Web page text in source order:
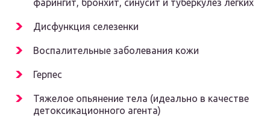
фарингит, бронхит, синусит и туберкулез легких
Дисфункция селезенки
Воспалительные заболевания кожи
Герпес
Тяжелое опьянение тела (идеально в качестве
детоксикационного агента)